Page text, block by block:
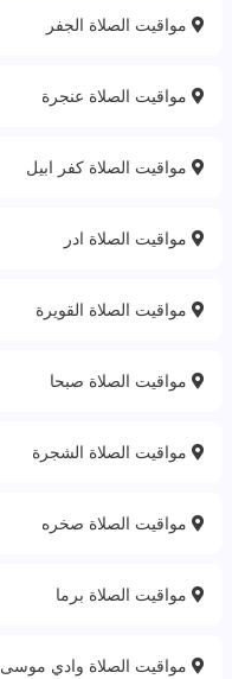
مواقيت الصلاة الجفر
مواقيت الصلاة عنجرة
مواقيت الصلاة كفر ابيل
مواقيت الصلاة ادر
مواقيت الصلاة القويرة
مواقيت الصلاة صبحا
مواقيت الصلاة الشجرة
مواقيت الصلاة صخره
مواقيت الصلاة برما
مواقيت الصلاة وادي موسى